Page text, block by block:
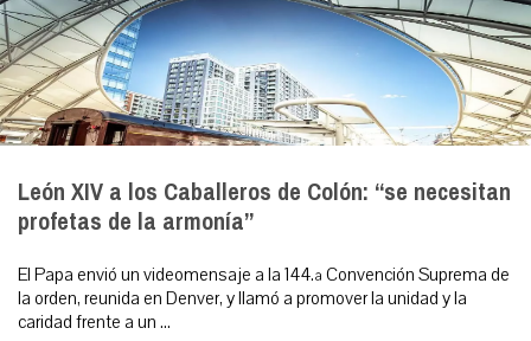
León XIV a los Caballeros de Colón: “se necesitan
profetas de la armonía”
El Papa envió un videomensaje a la 144.ª Convención Suprema de
la orden, reunida en Denver, y llamó a promover la unidad y la
caridad frente a un ...